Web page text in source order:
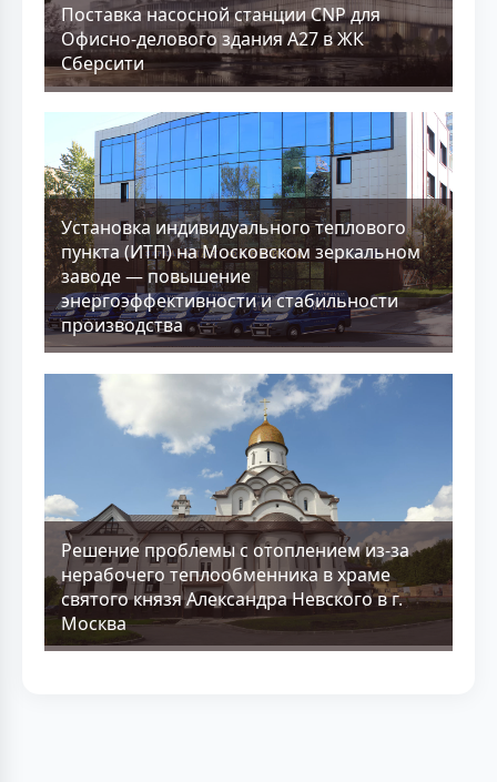
Поставка насосной станции CNP для
Офисно-делового здания А27 в ЖК
Сберсити
Установка индивидуального теплового
пункта (ИТП) на Московском зеркальном
заводе — повышение
энергоэффективности и стабильности
производства
Решение проблемы с отоплением из-за
нерабочего теплообменника в храме
святого князя Александра Невского в г.
Москва